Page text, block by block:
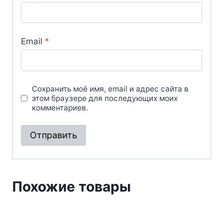
Email *
Сохранить моё имя, email и адрес сайта в
этом браузере для последующих моих
комментариев.
Похожие товары